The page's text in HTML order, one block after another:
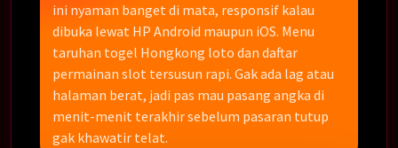
ini nyaman banget di mata, responsif kalau
dibuka lewat HP Android maupun iOS. Menu
taruhan togel Hongkong loto dan daftar
permainan slot tersusun rapi. Gak ada lag atau
halaman berat, jadi pas mau pasang angka di
menit-menit terakhir sebelum pasaran tutup
gak khawatir telat.